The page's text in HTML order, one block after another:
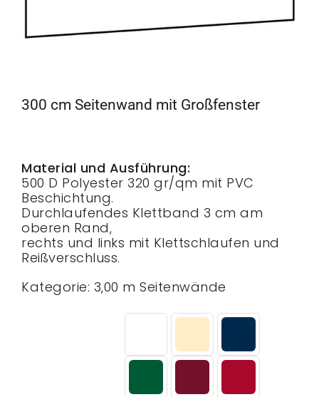
300 cm Seitenwand mit Großfenster
Material und Ausführung:
500 D Polyester 320 gr/qm mit PVC
Beschichtung.
Durchlaufendes Klettband 3 cm am
oberen Rand,
rechts und links mit Klettschlaufen und
Reißverschluss.
Kategorie: 3,00 m Seitenwände